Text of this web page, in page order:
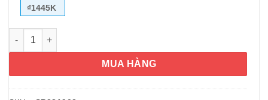
₫1445K
Gel phụ khoa, giữ ẩm và làm sạch Inner Garm Disposable
MUA HÀNG